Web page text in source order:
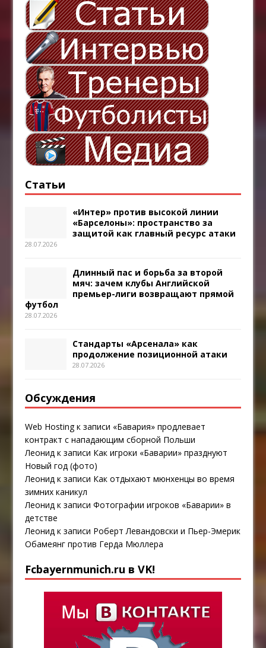
Статьи
«Интер» против высокой линии
«Барселоны»: пространство за
защитой как главный ресурс атаки
28.07.2026
Длинный пас и борьба за второй
мяч: зачем клубы Английской
премьер-лиги возвращают прямой
футбол
28.07.2026
Стандарты «Арсенала» как
продолжение позиционной атаки
28.07.2026
Обсуждения
Web Hostingк записи «Бавария» продлевает
контракт с нападающим сборной Польши
Леонид к записи Как игроки «Баварии» празднуют
Новый год (фото)
Леонид к записи Как отдыхают мюнхенцы во время
зимних каникул
Леонид к записиФотографии игроков «Баварии» в
детстве
Леонид к записи Роберт Левандовски и Пьер-Эмерик
Обамеянг против Герда Мюллера
Fcbayernmunich.ru в VK!